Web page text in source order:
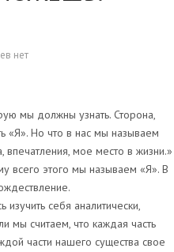
нет
мы должны узнать. Сторона,
«Я». Но что в нас мы называем
мое место в жизни.»
всего этого мы называем «Я». В
изучить себя аналитически,
мы считаем, что каждая часть
части нашего существа свое